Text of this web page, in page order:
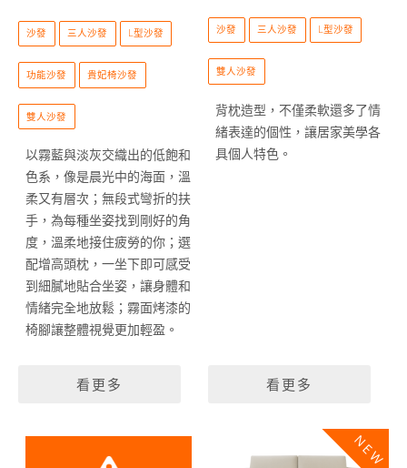
沙發 三人沙發 L型沙發
功能沙發 貴妃椅沙發
雙人沙發
以霧藍與淡灰交織出的低飽和
色系，像是晨光中的海面，溫
柔又有層次；無段式彎折的扶
手，為每種坐姿找到剛好的角
度，溫柔地接住疲勞的你；選
配增高頭枕，一坐下即可感受
到細膩地貼合坐姿，讓身體和
情緒完全地放鬆；霧面烤漆的
椅腳讓整體視覺更加輕盈。
看更多
沙發 三人沙發 L型沙發
雙人沙發
背枕造型，不僅柔軟還多了情
緒表達的個性，讓居家美學各
具個人特色。
看更多
NEW